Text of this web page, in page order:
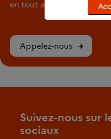
en tout anonymat
Appelez-nous
Suivez-nous sur
sociaux